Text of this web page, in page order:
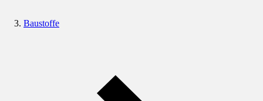
Baustoffe